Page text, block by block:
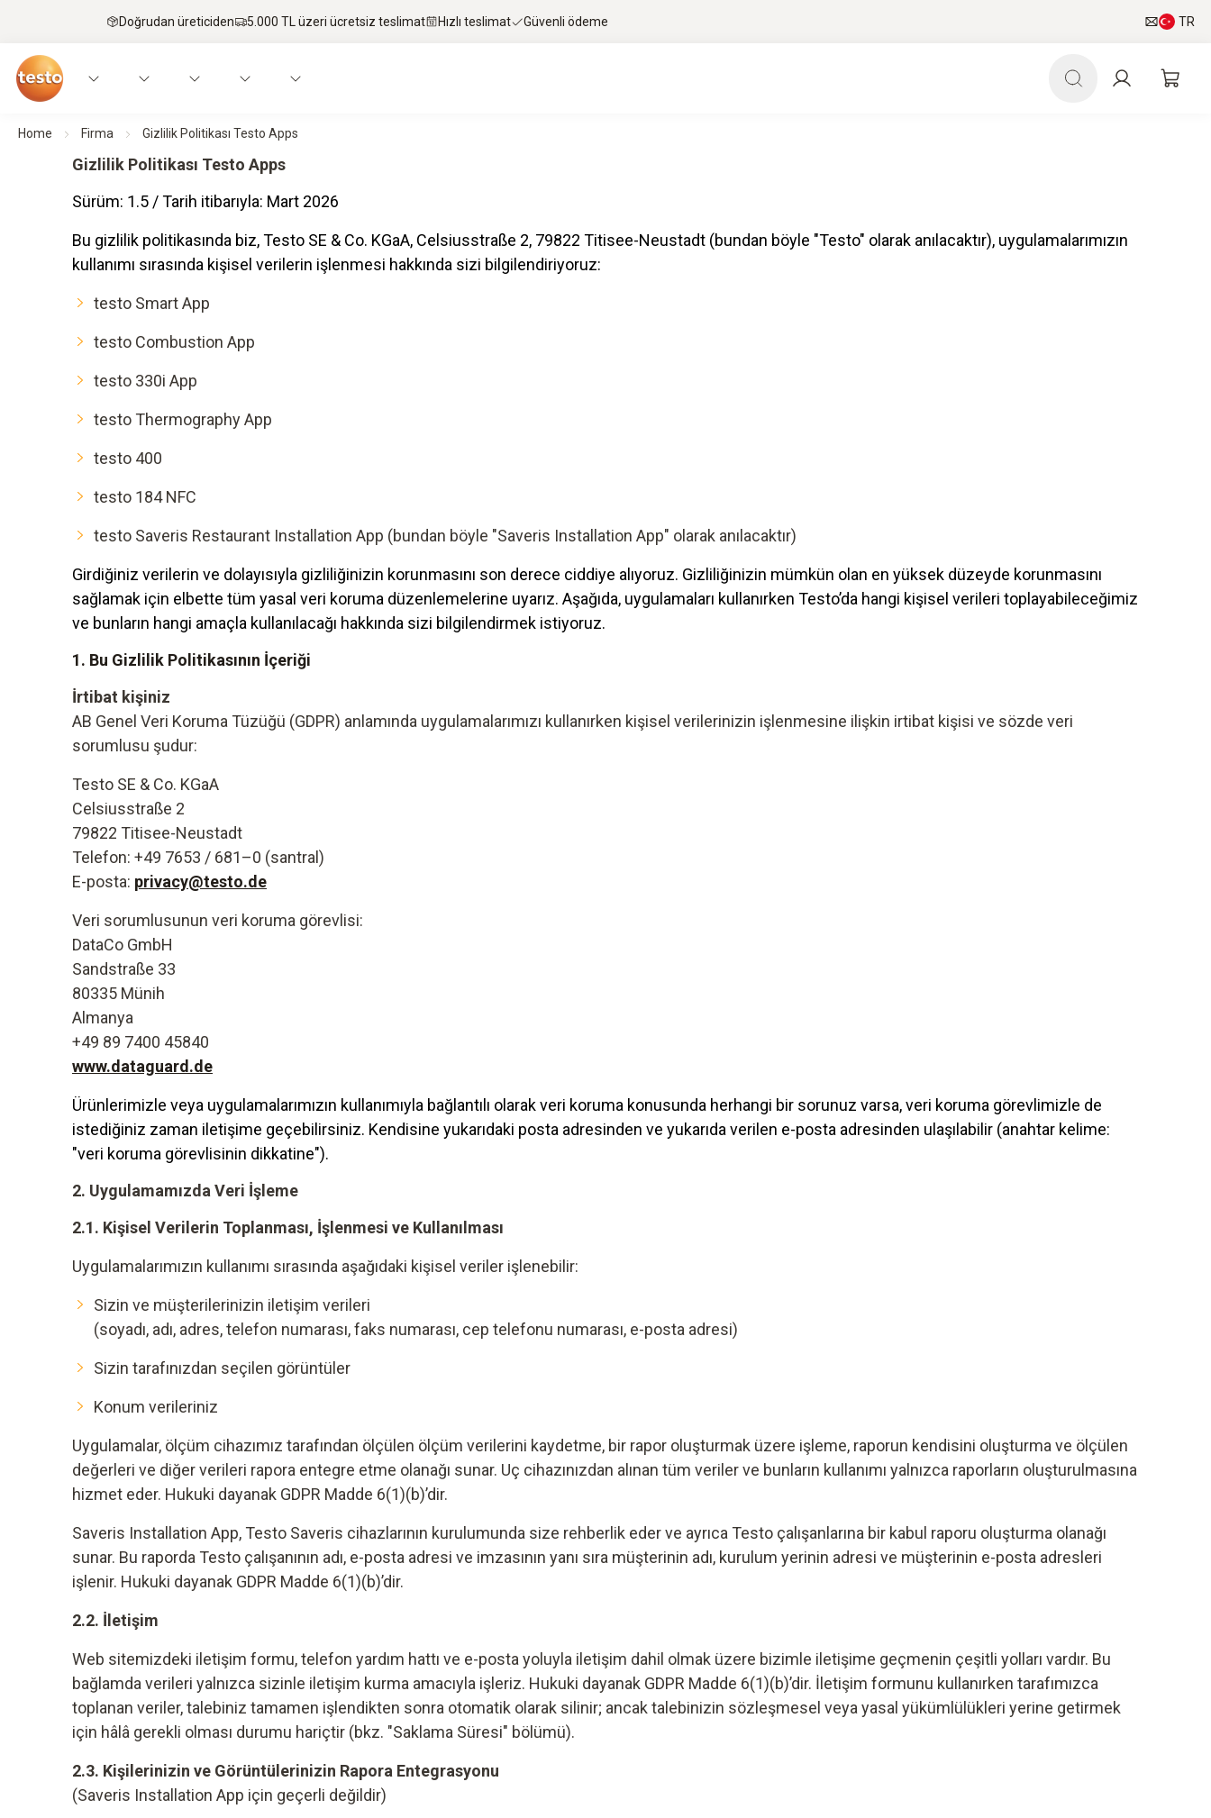
Doğrudan üreticiden 5.000 TL üzeri ücretsiz teslimat Hızlı teslimat Güvenli ödeme TR
Home Firma Gizlilik Politikası Testo Apps
Gizlilik Politikası Testo Apps
Sürüm: 1.5 / Tarih itibarıyla: Mart 2026
Bu gizlilik politikasında biz, Testo SE & Co. KGaA, Celsiusstraße 2, 79822 Titisee-Neustadt (bundan böyle "Testo" olarak anılacaktır), uygulamalarımızın
kullanımı sırasında kişisel verilerin işlenmesi hakkında sizi bilgilendiriyoruz:
testo Smart App
testo Combustion App
testo 330i App
testo Thermography App
testo 400
testo 184 NFC
testo Saveris Restaurant Installation App (bundan böyle "Saveris Installation App" olarak anılacaktır)
Girdiğiniz verilerin ve dolayısıyla gizliliğinizin korunmasını son derece ciddiye alıyoruz. Gizliliğinizin mümkün olan en yüksek düzeyde korunmasını
sağlamak için elbette tüm yasal veri koruma düzenlemelerine uyarız. Aşağıda, uygulamaları kullanırken Testo’da hangi kişisel verileri toplayabileceğimiz
ve bunların hangi amaçla kullanılacağı hakkında sizi bilgilendirmek istiyoruz.
1. Bu Gizlilik Politikasının İçeriği
İrtibat kişiniz
AB Genel Veri Koruma Tüzüğü (GDPR) anlamında uygulamalarımızı kullanırken kişisel verilerinizin işlenmesine ilişkin irtibat kişisi ve sözde veri
sorumlusu şudur:
Testo SE & Co. KGaA
Celsiusstraße 2
79822 Titisee-Neustadt
Telefon: +49 7653 / 681–0 (santral)
E-posta: privacy@testo.de
Veri sorumlusunun veri koruma görevlisi:
DataCo GmbH
Sandstraße 33
80335 Münih
Almanya
+49 89 7400 45840
www.dataguard.de
Ürünlerimizle veya uygulamalarımızın kullanımıyla bağlantılı olarak veri koruma konusunda herhangi bir sorunuz varsa, veri koruma görevlimizle de
istediğiniz zaman iletişime geçebilirsiniz. Kendisine yukarıdaki posta adresinden ve yukarıda verilen e-posta adresinden ulaşılabilir (anahtar kelime:
"veri koruma görevlisinin dikkatine").
2. Uygulamamızda Veri İşleme
2.1. Kişisel Verilerin Toplanması, İşlenmesi ve Kullanılması
Uygulamalarımızın kullanımı sırasında aşağıdaki kişisel veriler işlenebilir:
Sizin ve müşterilerinizin iletişim verileri
(soyadı, adı, adres, telefon numarası, faks numarası, cep telefonu numarası, e-posta adresi)
Sizin tarafınızdan seçilen görüntüler
Konum verileriniz
Uygulamalar, ölçüm cihazımız tarafından ölçülen ölçüm verilerini kaydetme, bir rapor oluşturmak üzere işleme, raporun kendisini oluşturma ve ölçülen
değerleri ve diğer verileri rapora entegre etme olanağı sunar. Uç cihazınızdan alınan tüm veriler ve bunların kullanımı yalnızca raporların oluşturulmasına
hizmet eder. Hukuki dayanak GDPR Madde 6(1)(b)’dir.
Saveris Installation App, Testo Saveris cihazlarının kurulumunda size rehberlik eder ve ayrıca Testo çalışanlarına bir kabul raporu oluşturma olanağı
sunar. Bu raporda Testo çalışanının adı, e-posta adresi ve imzasının yanı sıra müşterinin adı, kurulum yerinin adresi ve müşterinin e-posta adresleri
işlenir. Hukuki dayanak GDPR Madde 6(1)(b)’dir.
2.2. İletişim
Web sitemizdeki iletişim formu, telefon yardım hattı ve e-posta yoluyla iletişim dahil olmak üzere bizimle iletişime geçmenin çeşitli yolları vardır. Bu
bağlamda verileri yalnızca sizinle iletişim kurma amacıyla işleriz. Hukuki dayanak GDPR Madde 6(1)(b)’dir. İletişim formunu kullanırken tarafımızca
toplanan veriler, talebiniz tamamen işlendikten sonra otomatik olarak silinir; ancak talebinizin sözleşmesel veya yasal yükümlülükleri yerine getirmek
için hâlâ gerekli olması durumu hariçtir (bkz. "Saklama Süresi" bölümü).
2.3. Kişilerinizin ve Görüntülerinizin Rapora Entegrasyonu
(Saveris Installation App için geçerli değildir)